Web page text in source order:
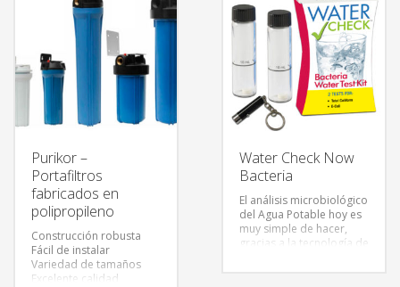
Purikor –
Portafiltros
fabricados en
polipropileno
Construcción robusta
Fácil de instalar
Variedad de tamaños
Excelente calidad
Water Check Now
Bacteria
El análisis microbiológico
del Agua Potable hoy es
muy simple de hacer,
gracias a la tecnología de